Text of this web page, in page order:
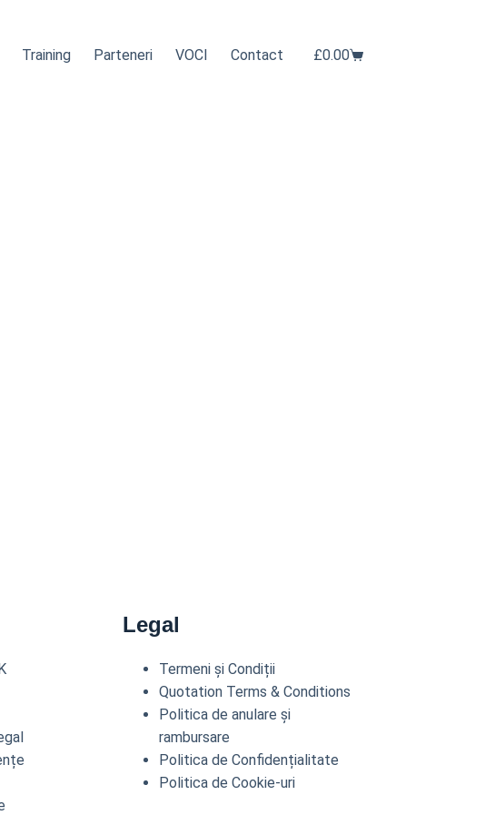
Training Parteneri VOCI Contact
Coș
£0.00
Legal
Termeni și Condiții
Quotation Terms & Conditions
Politica de anulare și
rambursare
Politica de Confidențialitate
Politica de Cookie-uri